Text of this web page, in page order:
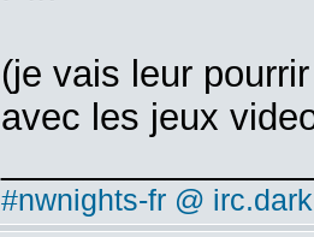
(je vais leur
avec les jeux
#nwnights-fr @